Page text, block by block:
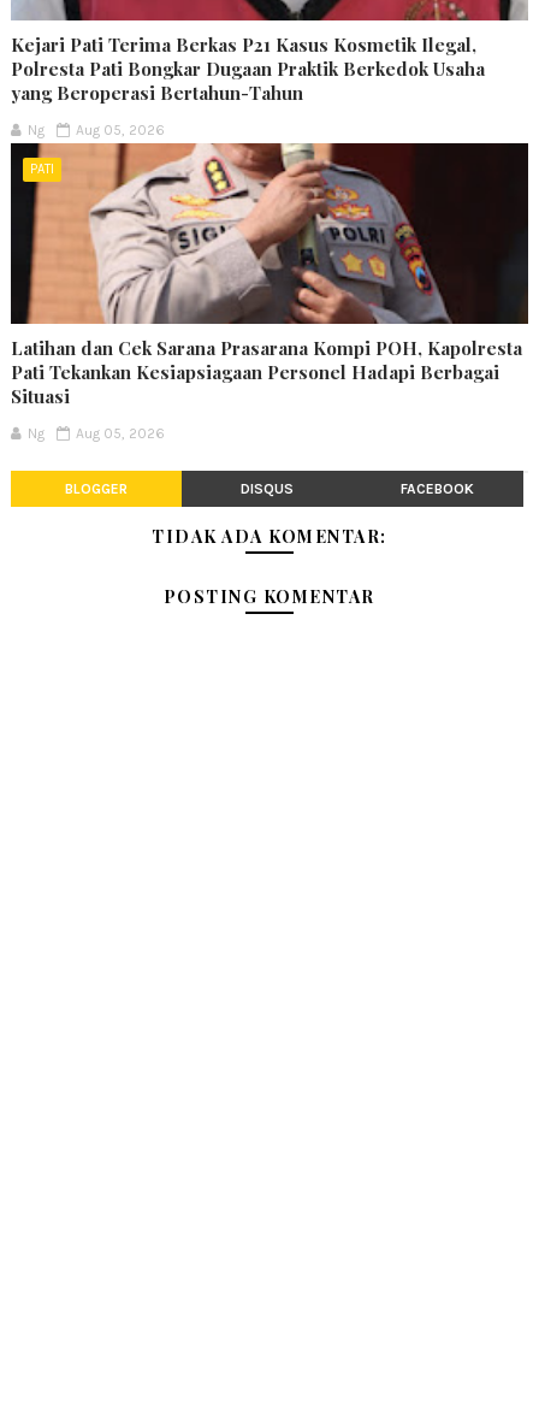
Kejari Pati Terima Berkas P21 Kasus Kosmetik Ilegal,
Polresta Pati Bongkar Dugaan Praktik Berkedok Usaha
yang Beroperasi Bertahun-Tahun
Ng Aug 05, 2026
PATI
Latihan dan Cek Sarana Prasarana Kompi POH, Kapolresta
Pati Tekankan Kesiapsiagaan Personel Hadapi Berbagai
Situasi
Ng Aug 05, 2026
BLOGGER DISQUS FACEBOOK
TIDAK ADA KOMENTAR:
POSTING KOMENTAR